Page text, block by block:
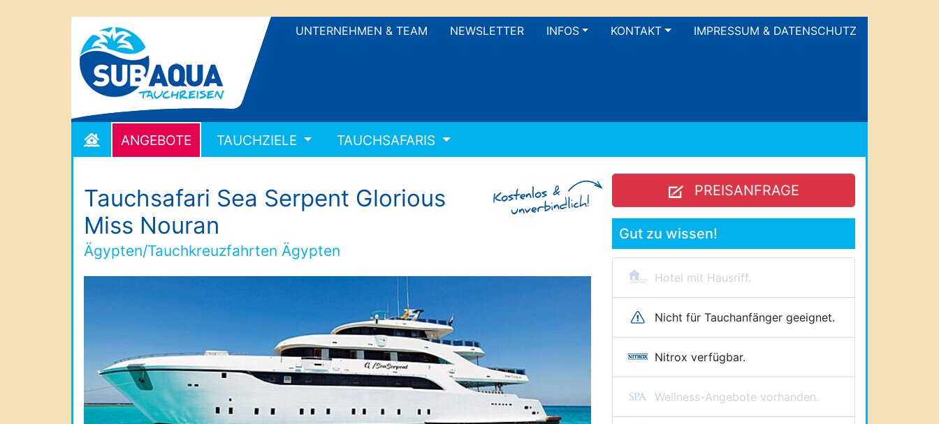
UNTERNEHMEN & TEAM NEWSLETTER INFOS KONTAKT IMPRESSUM & DATENSCHUTZ
ANGEBOTE TAUCHZIELE TAUCHSAFARIS
Tauchsafari Sea Serpent Glorious
Miss Nouran
Ägypten/Tauchkreuzfahrten Ägypten
PREISANFRAGE
Gut zu wissen!
Hotel mit Hausriff.
Nicht für Tauchanfänger geeignet.
Nitrox verfügbar.
Wellness-Angebote vorhanden.